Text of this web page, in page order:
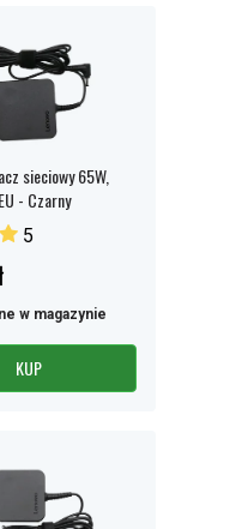
sieciowy 65W,
- Czarny
5
w magazynie
KUP